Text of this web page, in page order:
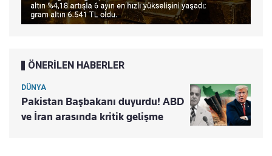
ÖNERİLEN HABERLER
DÜNYA
Pakistan Başbakanı duyurdu! ABD
ve İran arasında kritik gelişme